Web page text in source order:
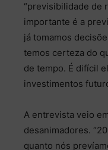
“previsibilidade de
importante é a
já tomamos
temos certeza do
de tempo. É difícil
investimentos
A entrevista veio
desanimadores.
quanto nós